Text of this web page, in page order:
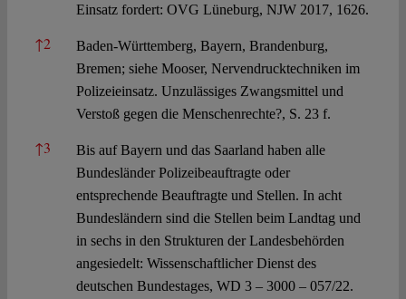
Einsatz fordert: OVG Lüneburg, NJW 2017, 1626.
↑2
Baden-Württemberg, Bayern, Brandenburg,
Bremen; siehe Mooser, Nervendrucktechniken im
Polizeieinsatz. Unzulässiges Zwangsmittel und
Verstoß gegen die Menschenrechte?, S. 23 f.
↑3
Bis auf Bayern und das Saarland haben alle
Bundesländer Polizeibeauftragte oder
entsprechende Beauftragte und Stellen. In acht
Bundesländern sind die Stellen beim Landtag und
in sechs in den Strukturen der Landesbehörden
angesiedelt: Wissenschaftlicher Dienst des
deutschen Bundestages, WD 3 – 3000 – 057/22.